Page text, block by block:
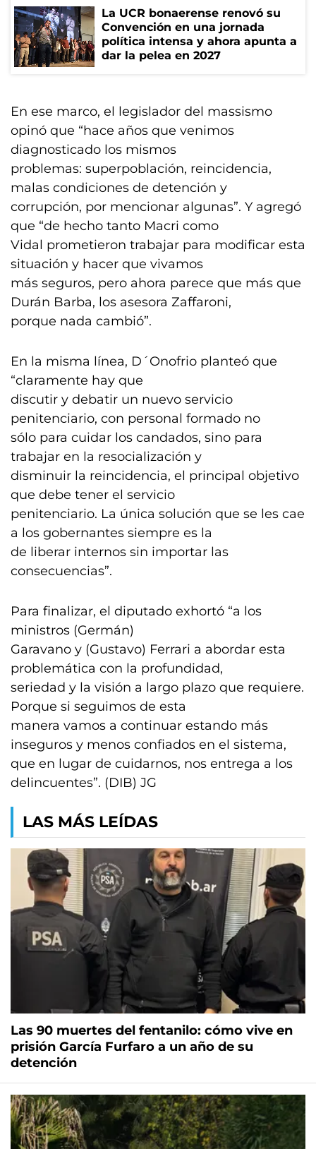
La UCR bonaerense renovó su
Convención en una jornada
política intensa y ahora apunta a
dar la pelea en 2027
En ese marco, el legislador del massismo
opinó que “hace años que venimos
diagnosticado los mismos
problemas: superpoblación, reincidencia,
malas condiciones de detención y
corrupción, por mencionar algunas”. Y agregó
que “de hecho tanto Macri como
Vidal prometieron trabajar para modificar esta
situación y hacer que vivamos
más seguros, pero ahora parece que más que
Durán Barba, los asesora Zaffaroni,
porque nada cambió”.
En la misma línea, D´Onofrio planteó que
“claramente hay que
discutir y debatir un nuevo servicio
penitenciario, con personal formado no
sólo para cuidar los candados, sino para
trabajar en la resocialización y
disminuir la reincidencia, el principal objetivo
que debe tener el servicio
penitenciario. La única solución que se les cae
a los gobernantes siempre es la
de liberar internos sin importar las
consecuencias”.
Para finalizar, el diputado exhortó “a los
ministros (Germán)
Garavano y (Gustavo) Ferrari a abordar esta
problemática con la profundidad,
seriedad y la visión a largo plazo que requiere.
Porque si seguimos de esta
manera vamos a continuar estando más
inseguros y menos confiados en el sistema,
que en lugar de cuidarnos, nos entrega a los
delincuentes”. (DIB) JG
LAS MÁS LEÍDAS
Las 90 muertes del fentanilo: cómo vive en
prisión García Furfaro a un año de su
detención